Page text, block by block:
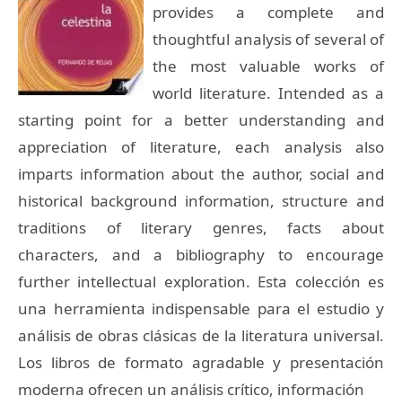
provides a complete and
thoughtful analysis of several of
the most valuable works of
world literature. Intended as a
starting point for a better understanding and
appreciation of literature, each analysis also
imparts information about the author, social and
historical background information, structure and
traditions of literary genres, facts about
characters, and a bibliography to encourage
further intellectual exploration. Esta colección es
una herramienta indispensable para el estudio y
análisis de obras clásicas de la literatura universal.
Los libros de formato agradable y presentación
moderna ofrecen un análisis crítico, información